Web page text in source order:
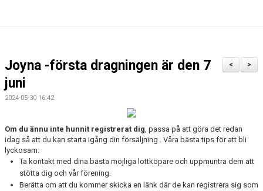
ÄLVSJÖS IDROTTSPLATSER
LEDARE
VÅRDNADSHAVARE
MATCHER
>
<
Joyna -första dragningen är den 7
juni
2024-05-30 16:42
Om du ännu inte hunnit registrerat dig, passa på att göra det redan
idag så att du kan starta igång din försäljning . Våra bästa tips för att bli
lyckosam:
Ta kontakt med dina bästa möjliga lottköpare och uppmuntra dem att
stötta dig och vår förening.
Berätta om att du kommer skicka en länk där de kan registrera sig som